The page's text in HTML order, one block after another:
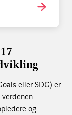
eller SDG) er
og